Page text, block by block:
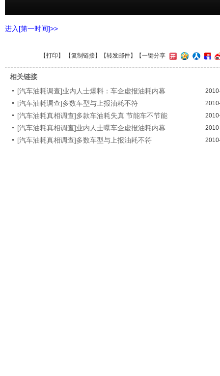
进入[第一时间]>>
【打印 】 【复制链接】【转发邮件】 【一键分享
相关链接
[汽车油耗调查]业内人士爆料：车企虚报油耗内幕
[汽车油耗调查]多数车型与上报油耗不符
[汽车油耗真相调查]多款车油耗失真 节能车不节能
[汽车油耗真相调查]业内人士曝车企虚报油耗内幕
[汽车油耗真相调查]多数车型与上报油耗不符